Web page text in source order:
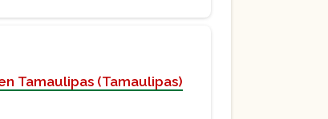
Tamaulipas (Tamaulipas)